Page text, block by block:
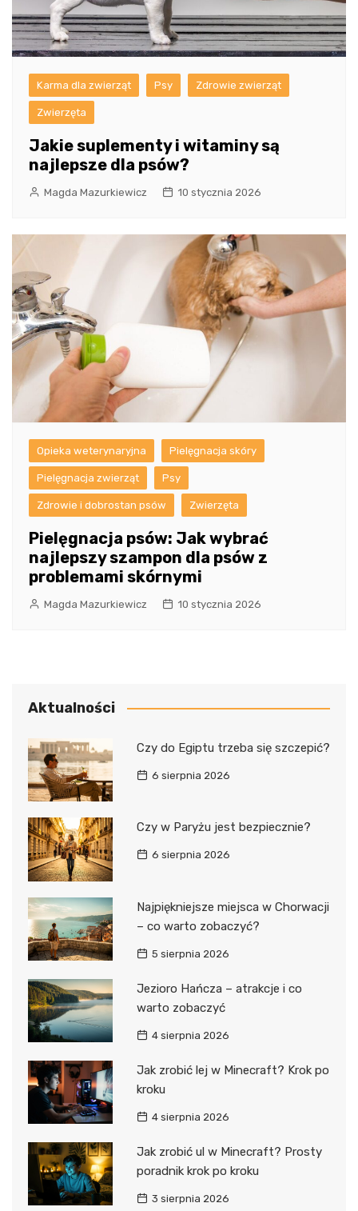
Karma dla zwierząt Psy Zdrowie zwierząt
Zwierzęta
Jakie suplementy i witaminy są
najlepsze dla psów?
Magda Mazurkiewicz 10 stycznia 2026
Opieka weterynaryjna Pielęgnacja skóry
Pielęgnacja zwierząt Psy
Zdrowie i dobrostan psów Zwierzęta
Pielęgnacja psów: Jak wybrać
najlepszy szampon dla psów z
problemami skórnymi
Magda Mazurkiewicz 10 stycznia 2026
Aktualności
Czy do Egiptu trzeba się szczepić?
6 sierpnia 2026
Czy w Paryżu jest bezpiecznie?
6 sierpnia 2026
Najpiękniejsze miejsca w Chorwacji
– co warto zobaczyć?
5 sierpnia 2026
Jezioro Hańcza – atrakcje i co
warto zobaczyć
4 sierpnia 2026
Jak zrobić lej w Minecraft? Krok po
kroku
4 sierpnia 2026
Jak zrobić ul w Minecraft? Prosty
poradnik krok po kroku
3 sierpnia 2026